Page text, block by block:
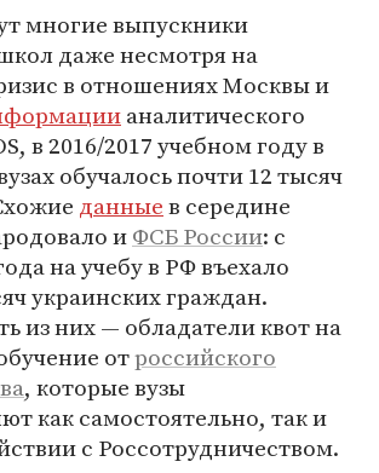
многие выпускники
даже несмотря на
в отношениях Москвы и
аналитического
в 2016/2017 учебном году в
обучалось почти 12 тысяч
данныев середине
иФСБ России: с
на учебу в РФ въехало
украинских граждан.
из них — обладатели квот на
отроссийского
, которые вузы
как самостоятельно, так и
с Россотрудничеством.